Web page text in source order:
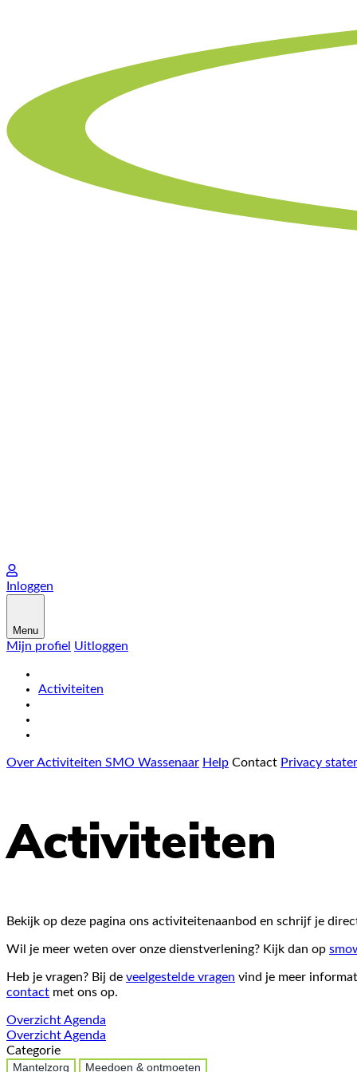
Inloggen
Menu
Mijn profiel Uitloggen
Activiteiten
Over Activiteiten SMO Wassenaar Help Contact Privacy
Activiteiten
Bekijk op deze pagina ons activiteitenaanbod en schrijf je
Wil je meer weten over onze dienstverlening? Kijk dan op
Heb je vragen? Bij de veelgestelde vragen vind je meer
contact met ons op.
OverzichtAgenda
OverzichtAgenda
Categorie
Mantelzorg
Meedoen & ontmoeten